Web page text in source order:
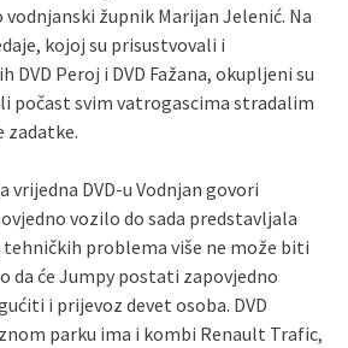
župnik Marijan Jelenić. Na
kojoj su prisustvovali i
DVD Peroj i DVD Fažana, okupljeni su
počast svim vatrogascima stradalim
zadatke.
vrijedna DVD-u Vodnjan govori
vozilo do sada predstavljala
tehničkih problema više ne može biti
da će Jumpy postati zapovjedno
i prijevoz devet osoba. DVD
parku ima i kombi Renault Trafic,